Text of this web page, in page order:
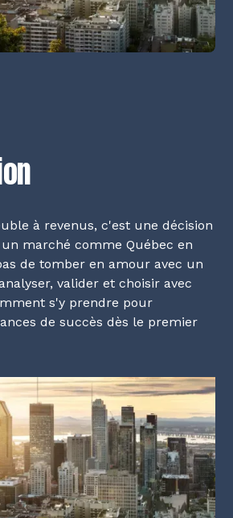
à revenus, c'est une décision
marché comme Québec en
de tomber en amour avec un
valider et choisir avec
s'y prendre pour
de succès dès le premier